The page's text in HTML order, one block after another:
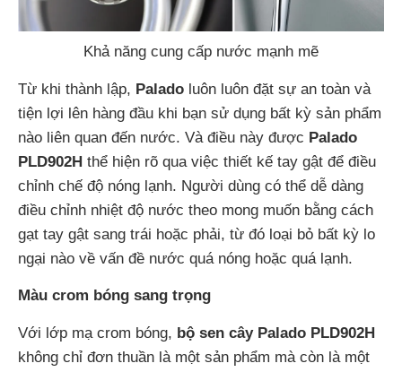
Khả năng cung cấp nước mạnh mẽ
Từ khi thành lập, Palado luôn luôn đặt sự an toàn và
tiện lợi lên hàng đầu khi bạn sử dụng bất kỳ sản phẩm
nào liên quan đến nước. Và điều này được Palado
PLD902H thể hiện rõ qua việc thiết kế tay gật để điều
chỉnh chế độ nóng lạnh. Người dùng có thể dễ dàng
điều chỉnh nhiệt độ nước theo mong muốn bằng cách
gạt tay gật sang trái hoặc phải, từ đó loại bỏ bất kỳ lo
ngại nào về vấn đề nước quá nóng hoặc quá lạnh.
Màu crom bóng sang trọng
Với lớp mạ crom bóng, bộ sen cây Palado PLD902H
không chỉ đơn thuần là một sản phẩm mà còn là một